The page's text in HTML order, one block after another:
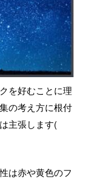
を好むことに理
の考え方に根付
主張します(
は赤や黄色のフ